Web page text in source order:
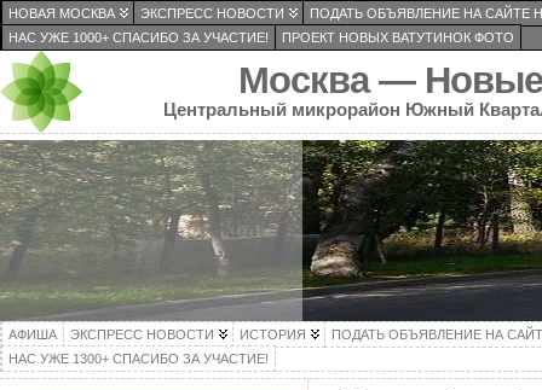
НОВАЯ МОСКВА ЭКСПРЕСС НОВОСТИ
ПОДАТЬ ОБЪЯВЛЕНИЕ НА САЙТЕ
НАС УЖЕ 1000+ СПАСИБО ЗА УЧАСТИЕ!
ПРОЕКТ НОВЫХ ВАТУТИНОК ФОТО
Москва — Новые
Центральный микрорайон Южный
АФИША ЭКСПРЕСС НОВОСТИ ИСТОРИЯ
ПОДАТЬ ОБЪЯВЛЕНИЕ НА
НАС УЖЕ 1300+ СПАСИБО ЗА УЧАСТИЕ!